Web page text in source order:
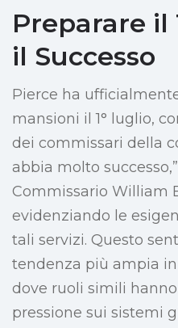
Preparare il
il Successo
Pierce ha
mansioni il 1° luglio,
dei commissari della
abbia molto
Commissario William
evidenziando le
tali servizi. Questo
tendenza più ampia
dove ruoli simili
pressione sui sistemi